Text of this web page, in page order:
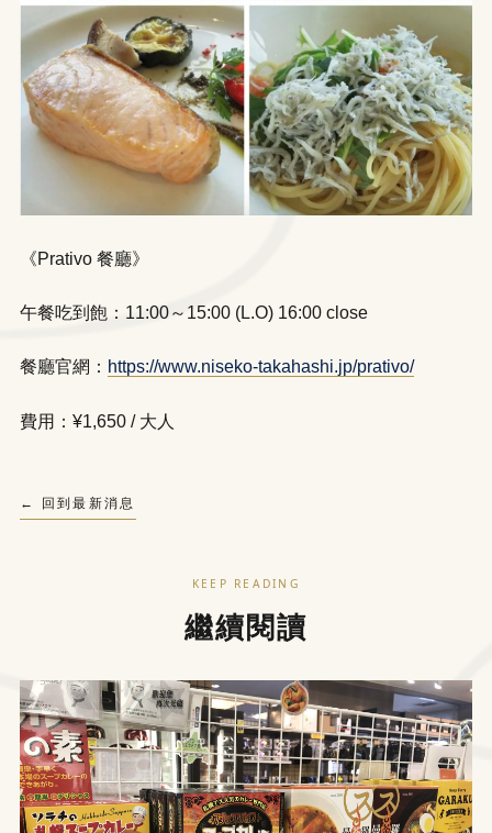
《Prativo 餐廳》
午餐吃到飽：11:00～15:00 (L.O) 16:00 close
餐廳官網： https://www.niseko-takahashi.jp/prativo/
費用：¥1,650 / 大人
← 回到最新消息
KEEP READING
繼續閱讀